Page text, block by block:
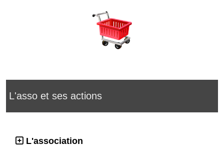
L'asso et ses actions
L'association